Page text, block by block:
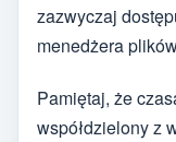
zazwyczaj
menedżera
Pamiętaj, że
współdzielony z